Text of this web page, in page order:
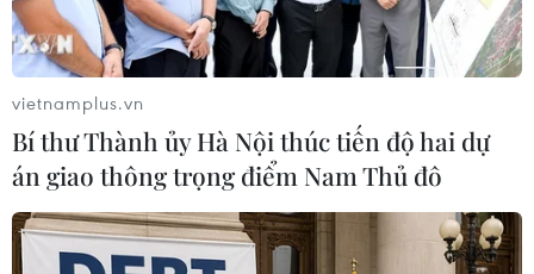
Vinh, Thái Bình và Nam Đinh đang đẩy nhanh tiến độ
tiêm vaccine phòng COVID-19 cho người dân.
vietnamplus.vn
Bí thư Thành ủy Hà Nội thúc tiến độ hai dự
án giao thông trọng điểm Nam Thủ đô